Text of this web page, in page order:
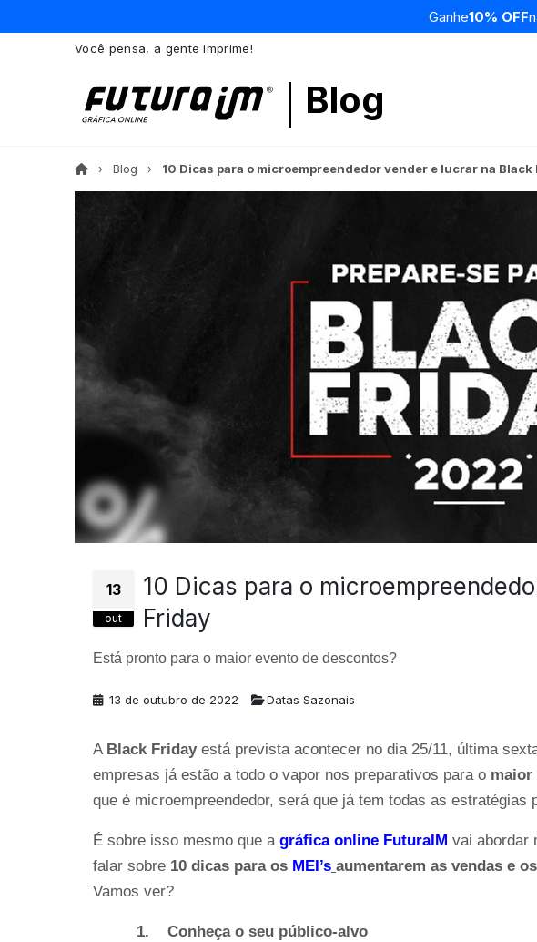
Ganhe10% OFF
Você pensa, a gente imprime!
Blog
Blog 10 Dicas para o microempreendedor vender e lucrar na Black
13
out
10 Dicas para o
Friday
Está pronto para o maior evento de descontos?
13 de outubro de 2022 Datas Sazonais
A Black Friday está prevista acontecer no dia 25/11, última
empresas já estão a todo o vapor nos preparativos para o maior
que é microempreendedor, será que já tem todas as estratégias
É sobre isso mesmo que a gráfica online FuturaIM vai abordar
falar sobre 10 dicas para os MEI’s aumentarem as vendas e
Vamos ver?
1. Conheça o seu público-alvo